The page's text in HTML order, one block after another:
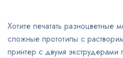
Хотите печатать разноцветные
сложные прототипы с
принтер с двумя экструдерами